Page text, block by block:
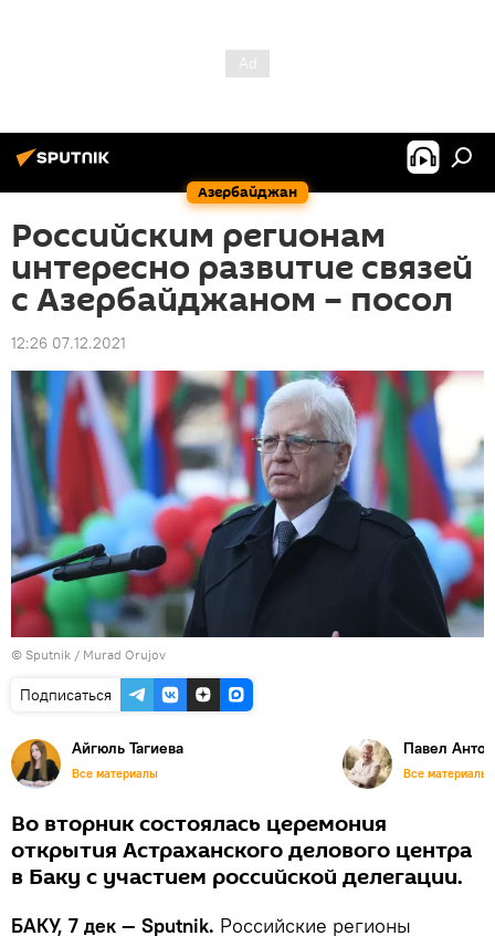
Азербайджан
Российским регионам
интересно развитие связей
с Азербайджаном – посол
12:26 07.12.2021
© Sputnik / Murad Orujov
Подписаться
Айгюль Тагиева
Все материалы
Павел
Все материалы
Во вторник состоялась церемония
открытия Астраханского делового центра
в Баку с участием российской делегации.
БАКУ, 7 дек — Sputnik. Российские регионы